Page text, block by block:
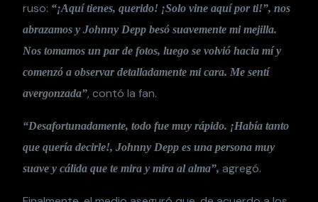
ruso: “¡Aquí tienes, querido! ¡Solo vine aquí por ti!”, nos
abrazamos y Johnny Depp besó suavemente mi mejilla.
Nos tomamos un par de fotos, luego se volvió hacia mí y
comenzó a observar detalladamente mi cara. Me sentí
avergonzada”, contó la fan.
“Desafortunadamente, todo fue muy rápido. ¡Había tanto
que quería decirle!, Johnny Depp es una persona muy
suave y cálida que te mira y mira al alma”,agregó.